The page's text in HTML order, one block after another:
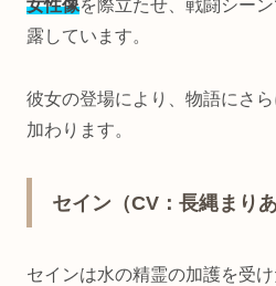
女性像を際立たせ、戦闘シー
露しています。
彼女の登場により、物語にさ
加わります。
セイン（CV：長縄まりあ
セインは水の精霊の加護を受